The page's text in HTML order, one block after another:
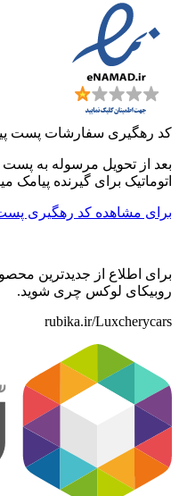
کد رهگیری سفارشات پست
بعد از تحویل مرسوله به
اتوماتیک برای گیرنده پیامک
برای مشاهده کد رهگیری پست
برای اطلاع از جدیدترین
روبیکای لوکس چری شوید.
rubika.ir/Luxcherycars